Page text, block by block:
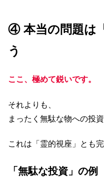
④ 本当の問題は
う
ここ、極めて鋭いです。
それよりも、
まったく無駄な物への投
これは「霊的視座」とも
「無駄な投資」の例